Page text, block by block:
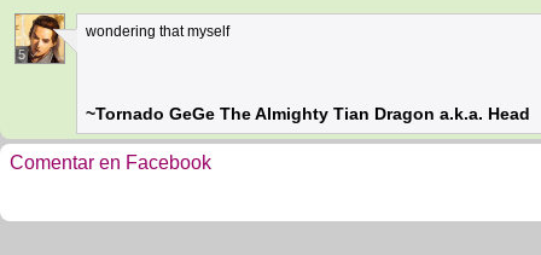
5
wondering that myself
~Tornado GeGe The Almighty Tian Dragon a.k.a. Head
Comentar en Facebook